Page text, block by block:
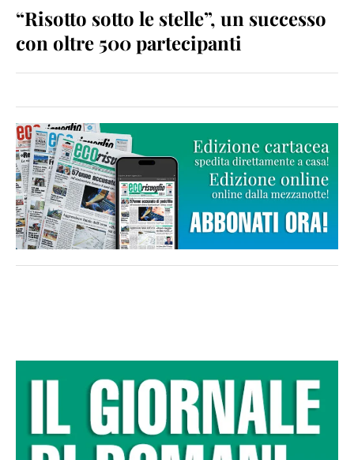
“Risotto sotto le stelle”, un successo
con oltre 500 partecipanti